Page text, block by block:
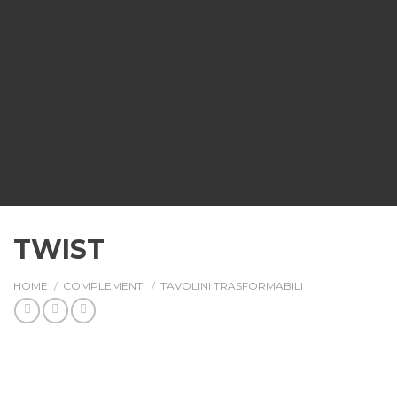
TWIST
HOME / COMPLEMENTI / TAVOLINI TRASFORMABILI